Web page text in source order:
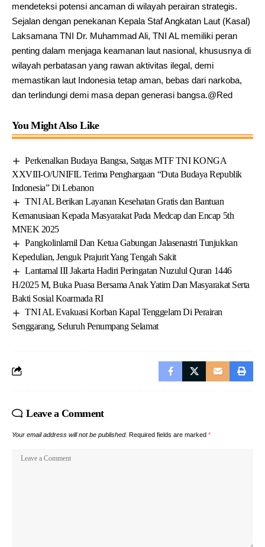
mendeteksi potensi ancaman di wilayah perairan strategis.
Sejalan dengan penekanan Kepala Staf Angkatan Laut (Kasal)
Laksamana TNI Dr. Muhammad Ali, TNI AL memiliki peran
penting dalam menjaga keamanan laut nasional, khususnya di
wilayah perbatasan yang rawan aktivitas ilegal, demi
memastikan laut Indonesia tetap aman, bebas dari narkoba,
dan terlindungi demi masa depan generasi bangsa.@Red
You Might Also Like
Perkenalkan Budaya Bangsa, Satgas MTF TNI KONGA
XXVIII-O/UNIFIL Terima Penghargaan “Duta Budaya Republik
Indonesia” Di Lebanon
TNI AL Berikan Layanan Kesehatan Gratis dan Bantuan
Kemanusiaan Kepada Masyarakat Pada Medcap dan Encap 5th
MNEK 2025
Pangkolinlamil Dan Ketua Gabungan Jalasenastri Tunjukkan
Kepedulian, Jenguk Prajurit Yang Tengah Sakit
Lantamal III Jakarta Hadiri Peringatan Nuzulul Quran 1446
H/2025 M, Buka Puasa Bersama Anak Yatim Dan Masyarakat Serta
Bakti Sosial Koarmada RI
TNI AL Evakuasi Korban Kapal Tenggelam Di Perairan
Senggarang, Seluruh Penumpang Selamat
Leave a Comment
Your email address will not be published. Required fields are marked *